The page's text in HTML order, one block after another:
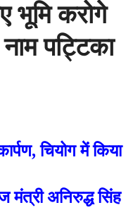
भूमि करोगे
पट्टिका
चियोग में किया
मंत्री अनिरुद्ध सिंह